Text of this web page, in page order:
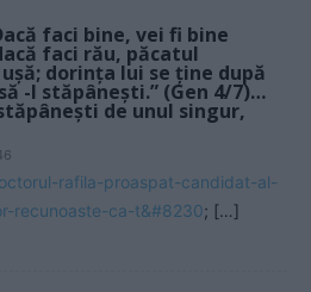
faci bine, vei fi bine
faci rău, păcatul
dorinţa lui se ţine după
-l stăpâneşti.” (Gen 4/7)…
de unul singur,
rafila-proaspat-candidat-al-
recunoaste-ca-t&#8230; […]